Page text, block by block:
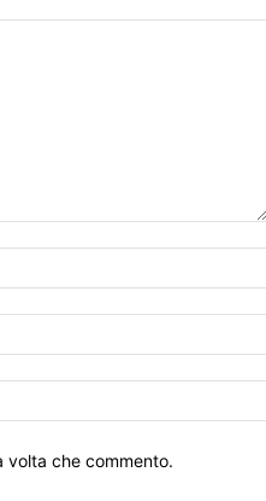
volta che commento.